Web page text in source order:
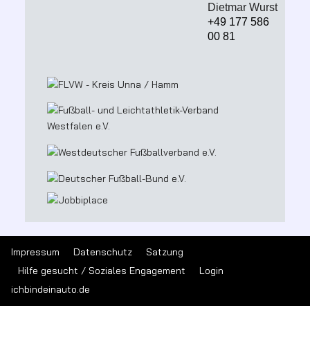
Dietmar Wurst
+49 177 586
00 81
Impressum Datenschutz
Satzung
Hilfe gesucht / Soziales Engagement
Login
ichbindeinauto.de